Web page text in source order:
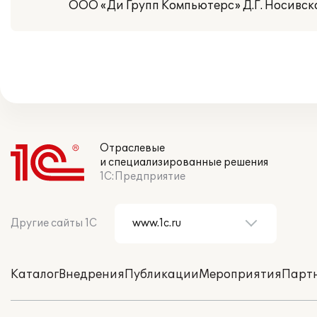
ООО «Ди Групп Компьютерс» Д.Г.
Отраслевые
и специализированные решения
1С:Предприятие
Другие сайты 1С
КаталогВнедренияПубликацииМероприятия